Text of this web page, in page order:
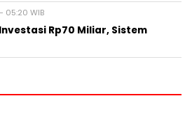
05:20 WIB
Rp70 Miliar, Sistem